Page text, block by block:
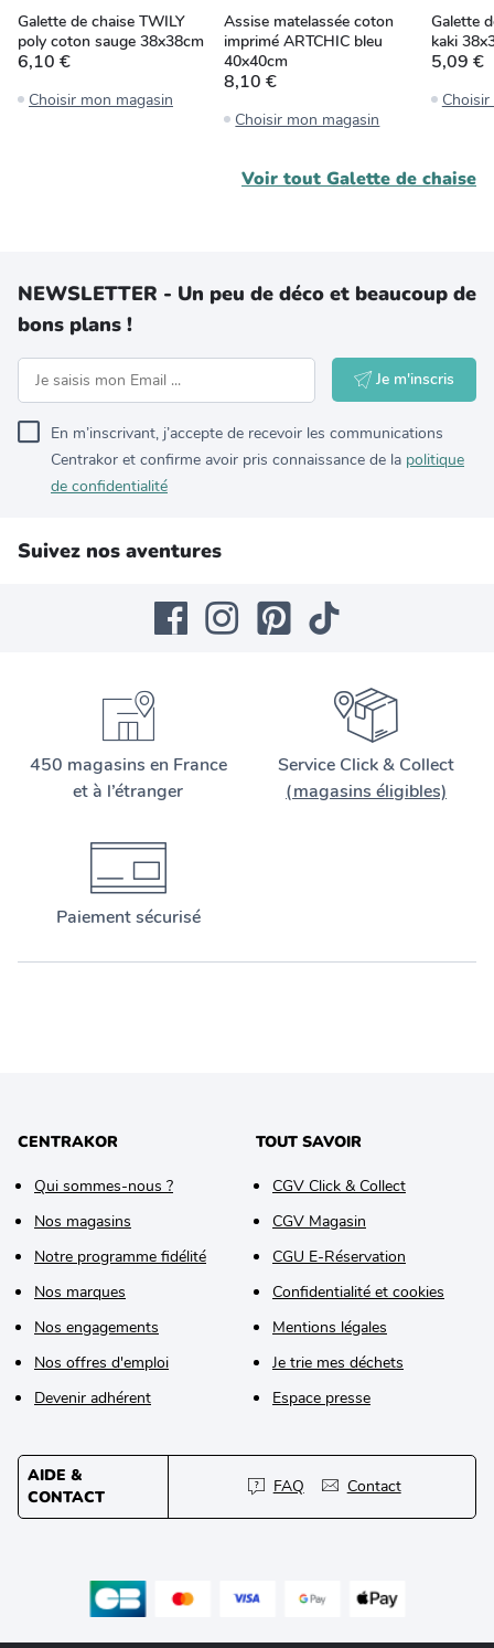
Galette de chaise TWILY
poly coton sauge 38x38cm
6,10 €
Choisir mon magasin
Assise matelassée coton
imprimé ARTCHIC bleu
40x40cm
8,10 €
Choisir mon magasin
Galette
kaki
5,09 €
Voir tout Galette de chaise
NEWSLETTER - Un peu de déco et beaucoup de
bons plans !
Je m'inscris
En m’inscrivant, j’accepte de recevoir les communications
Centrakor et confirme avoir pris connaissance de la politique
de confidentialité
Suivez nos aventures
450 magasins en France
et à l’étranger
Service Click & Collect
(magasins éligibles)
Paiement sécurisé
CENTRAKOR
Qui sommes-nous ?
Nos magasins
Notre programme fidélité
Nos marques
Nos engagements
Nos offres d'emploi
Devenir adhérent
TOUT SAVOIR
CGV Click & Collect
CGV Magasin
CGU E-Réservation
Confidentialité et cookies
Mentions légales
Je trie mes déchets
Espace presse
AIDE &
CONTACT
FAQ Contact